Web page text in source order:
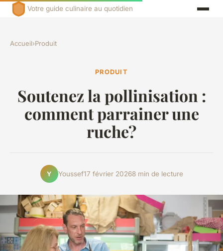
Votre guide culinaire au quotidien
Accueil›Produit
PRODUIT
Soutenez la pollinisation :
comment parrainer une
ruche?
Y Youssef17 février 20268 min de lecture